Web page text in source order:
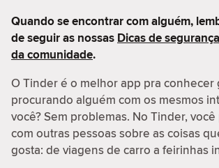
Quando se encontrar com alguém,
de seguir as nossas Dicas de segurança
da comunidade.
O Tinder é o melhor app pra conhecer
procurando alguém com os mesmos
você? Sem problemas. No Tinder,
com outras pessoas sobre as coisas
gosta: de viagens de carro a feirinhas